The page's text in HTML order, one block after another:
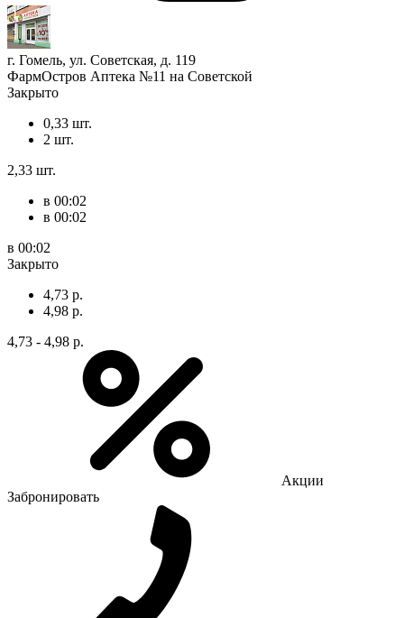
г. Гомель, ул. Советская, д. 119
ФармОстров Аптека №11 на Советской
Закрыто
0,33 шт.
2 шт.
2,33 шт.
в 00:02
в 00:02
в 00:02
Закрыто
4,73 р.
4,98 р.
4,73 - 4,98 р.
Акции
Забронировать